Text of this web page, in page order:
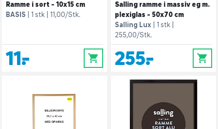
Ramme i sort - 10x15 cm
BASIS
1 stk 11,00/Stk.
11,- 0
Salling ramme i massiv eg m.
plexiglas - 50x70 cm
Salling Lux
1 stk
255,00/Stk.
255,- 0